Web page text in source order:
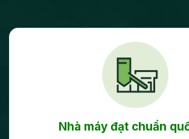
Nhà máy đạt chuẩn